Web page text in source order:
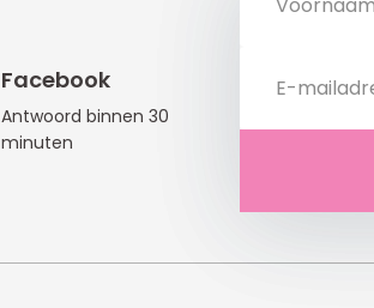
Facebook
Antwoord binnen 30
minuten